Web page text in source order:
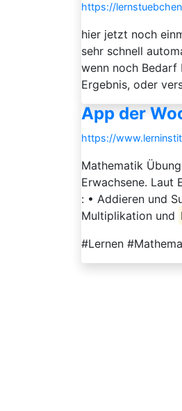
https://
hier jetzt noch
sehr schnell
wenn noch Bedarf
Ergebnis, oder
App der
https://
Mathematik
Erwachsene. Laut
: • Addieren und
Multiplikation und
#Lernen